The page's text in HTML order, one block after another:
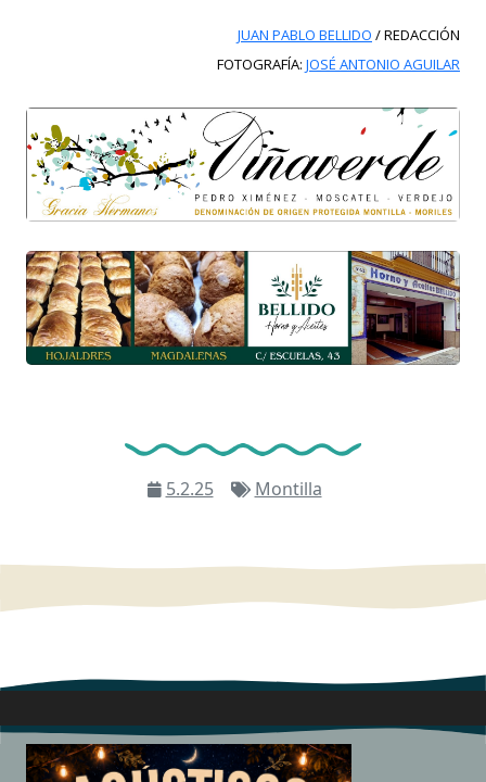
JUAN PABLO BELLIDO / REDACCIÓN
FOTOGRAFÍA: JOSÉ ANTONIO AGUILAR
5.2.25 Montilla